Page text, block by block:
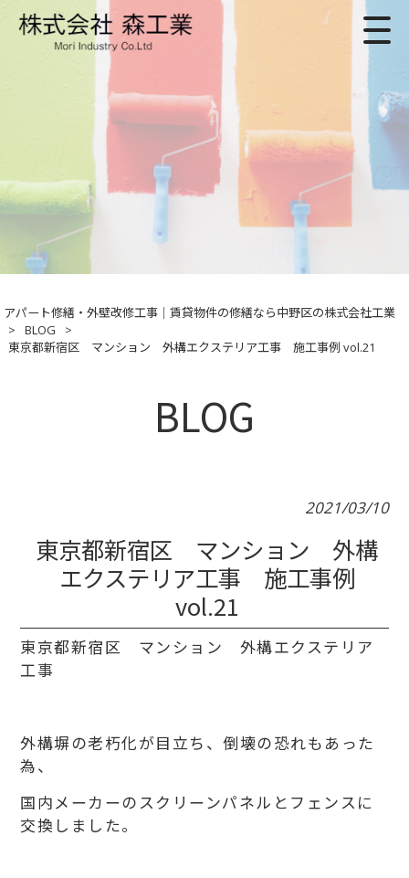
アパート修繕・外壁改修工事｜賃貸物件の修繕なら中野区の株式会社工業
>
BLOG
>
東京都新宿区 マンション 外構エクステリア工事 施工事例 vol.21
BLOG
2021/03/10
東京都新宿区 マンション 外構
エクステリア工事 施工事例
vol.21
東京都新宿区 マンション 外構エクステリア
工事
外構塀の老朽化が目立ち、倒壊の恐れもあった
為、
国内メーカーのスクリーンパネルとフェンスに
交換しました。